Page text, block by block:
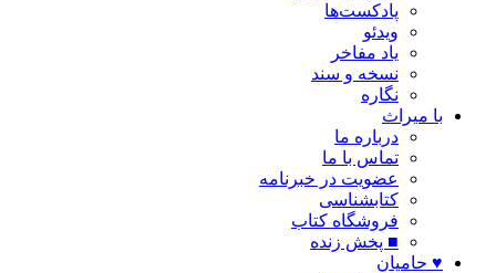
پادکست‌ها
ویدئو
یاد مفاخر
نسخه و سند
نگاره
با میراث
درباره ما
تماس با ما
عضویت در خبرنامه
کتابشناسی
فروشگاه کتاب
■ پخش زنده
♥ حامیان